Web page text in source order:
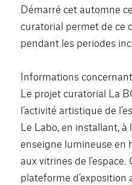
Démarré cet automne
curatorial permet de ce
pendant les periodes
Informations
Le projet curatorial La
l’activité artistique de
Le Labo, en installant, à
enseigne lumineuse en
aux vitrines de
plateforme